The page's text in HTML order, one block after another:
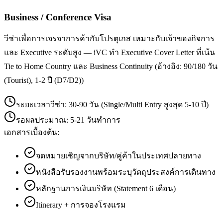
Business / Conference Visa
วีซ่าเพื่อการเจรจาการค้ากับโปรตุเกส เหมาะกับเจ้าของกิจการ
และ Executive ระดับสูง — iVC ทำ Executive Cover Letter ที่เน้น
Tie to Home Country และ Business Continuity (อ้างอิง: 90/180 วัน
(Tourist), 1-2 ปี (D7/D2))
ระยะเวลาวีซ่า: 30-90 วัน (Single/Multi Entry สูงสุด 5-10 ปี)
รอผลประมาณ: 5-21 วันทำการ
เอกสารเบื้องต้น:
จดหมายเชิญจากบริษัท/คู่ค้าในประเทศปลายทาง
หนังสือรับรองงานพร้อมระบุวัตถุประสงค์การเดินทาง
หลักฐานการเงินบริษัท (Statement 6 เดือน)
Itinerary + การจองโรงแรม